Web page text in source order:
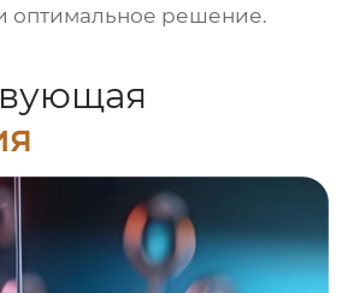
оптимальное решение.